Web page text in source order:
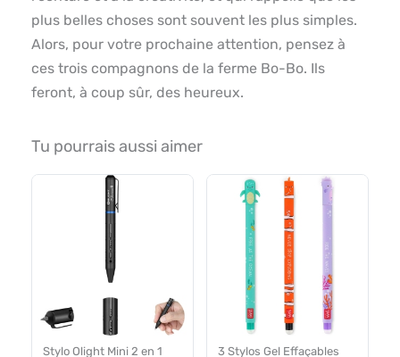
plus belles choses sont souvent les plus simples.
Alors, pour votre prochaine attention, pensez à
ces trois compagnons de la ferme Bo-Bo. Ils
feront, à coup sûr, des heureux.
Tu pourrais aussi aimer
Stylo Olight Mini 2 en 1 3 Stylos Gel Effaçables